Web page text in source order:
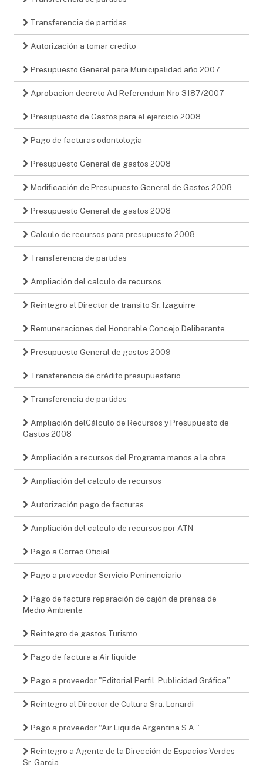
Transferencia de partidas
Autorización a tomar credito
Presupuesto General para Municipalidad año 2007
Aprobacion decreto Ad Referendum Nro 3187/2007
Presupuesto de Gastos para el ejercicio 2008
Pago de facturas odontologia
Presupuesto General de gastos 2008
Modificación de Presupuesto General de Gastos 2008
Presupuesto General de gastos 2008
Calculo de recursos para presupuesto 2008
Transferencia de partidas
Ampliación del calculo de recursos
Reintegro al Director de transito Sr. Izaguirre
Remuneraciones del Honorable Concejo Deliberante
Presupuesto General de gastos 2009
Transferencia de crédito presupuestario
Transferencia de partidas
Ampliación delCálculo de Recursos y Presupuesto de
Gastos 2008
Ampliación a recursos del Programa manos a la obra
Ampliación del calculo de recursos
Autorización pago de facturas
Ampliación del calculo de recursos por ATN
Pago a Correo Oficial
Pago a proveedor Servicio Peninenciario
Pago de factura reparación de cajón de prensa de
Medio Ambiente
Reintegro de gastos Turismo
Pago de factura a Air liquide
Pago a proveedor "Editorial Perfil. Publicidad Gráfica”.
Reintegro al Director de Cultura Sra. Lonardi
Pago a proveedor “Air Liquide Argentina S.A ”.
Reintegro a Agente de la Dirección de Espacios Verdes
Sr. Garcia